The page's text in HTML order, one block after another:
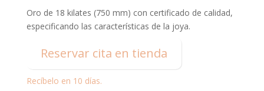
Oro de 18 kilates (750 mm) con certificado de calidad,
especificando las características de la joya.
Reservar cita en tienda
Recíbelo en 10 días.